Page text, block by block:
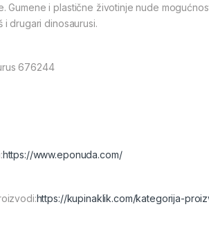
Gumene i plastične životinje nude
i drugari dinosaurusi.
676244
https://www.eponuda.com/
https://kupinaklik.com/kategorija-